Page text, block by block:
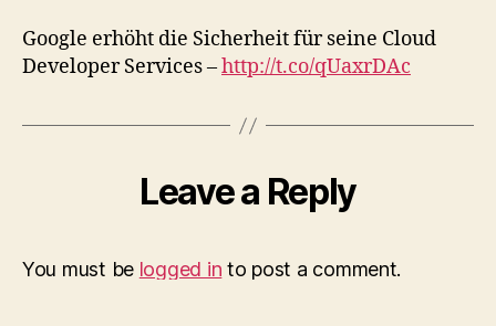
Google erhöht die Sicherheit für seine Cloud
Developer Services –http://t.co/qUaxrDAc
Leave a Reply
You must be logged in to post a comment.